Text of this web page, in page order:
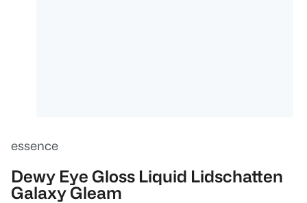
essence
Dewy Eye Gloss Liquid Lidschatten
Galaxy Gleam